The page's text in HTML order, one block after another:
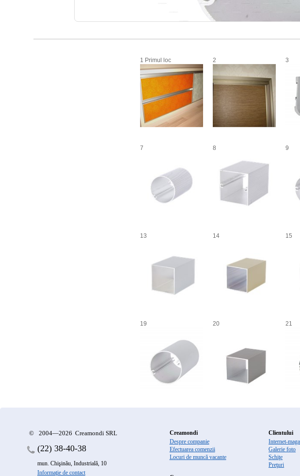
1 Primul loc 2 3
7 8 9
13 14 15
19 20 21
© 2004—2026 Creamondi SRL
(22) 38-40-38
mun. Chişinău, Industrială, 10
Informaţie de contact
Creamondi
Despre companie
Efectuarea comenzii
Locuri de muncă vacante
Clientului
Internet-
Galerie foto
Schiţe
Preţuri